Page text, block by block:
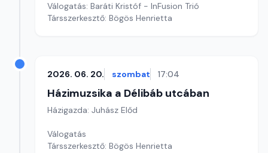
Válogatás: Baráti Kristóf - InFusion Trió
Társszerkesztő: Bögös Henrietta
2026. 06. 20. szombat 17:04
Házimuzsika a Délibáb utcában
Házigazda: Juhász Előd
Válogatás
Társszerkesztő: Bögös Henrietta